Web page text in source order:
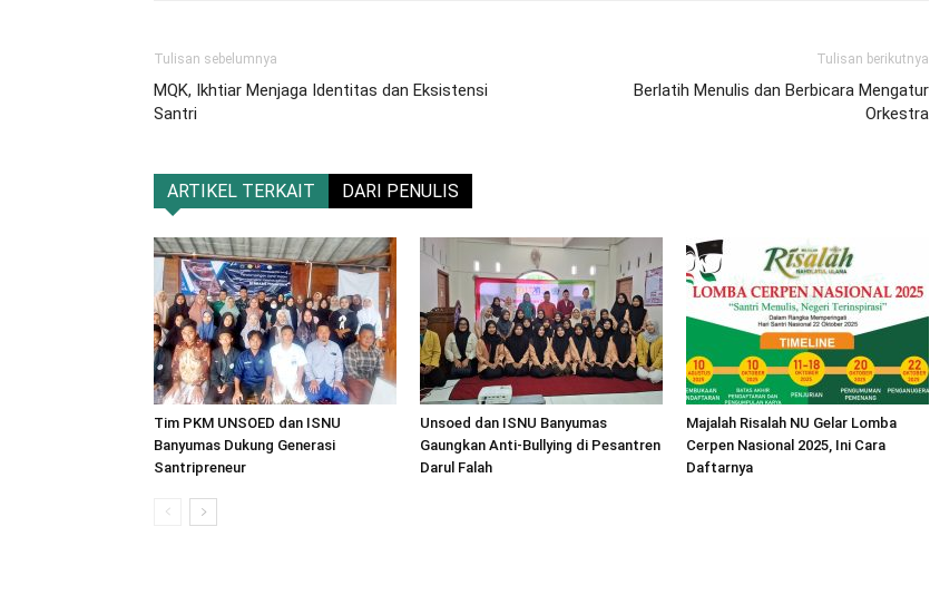
Tulisan sebelumnya
MQK, Ikhtiar Menjaga Identitas dan Eksistensi
Santri
Tulisan berikutnya
Berlatih Menulis dan Berbicara Mengatur
Orkestra
ARTIKEL TERKAIT DARI PENULIS
Tim PKM UNSOED dan ISNU
Banyumas Dukung Generasi
Santripreneur
Unsoed dan ISNU Banyumas
Gaungkan Anti-Bullying di Pesantren
Darul Falah
Majalah Risalah NU Gelar Lomba
Cerpen Nasional 2025, Ini Cara
Daftarnya